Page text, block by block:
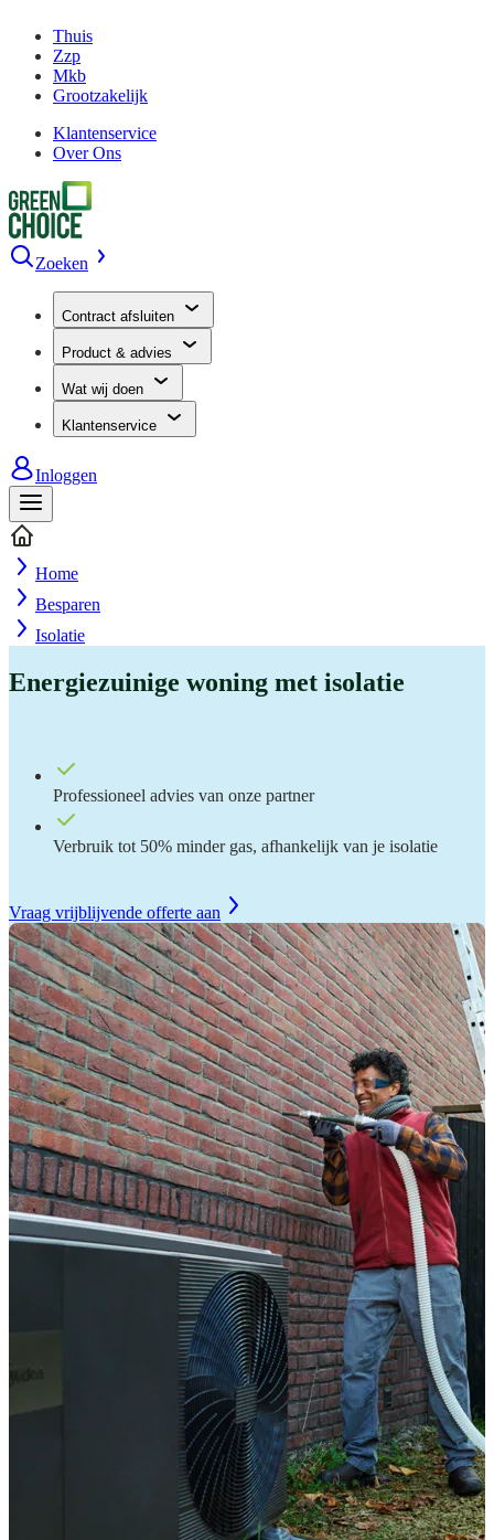
Thuis
Zzp
Mkb
Grootzakelijk
Klantenservice
Over Ons
Zoeken
Contract afsluiten
Product & advies
Wat wij doen
Klantenservice
Inloggen
Home
Besparen
Isolatie
Energiezuinige woning met isolatie
Professioneel advies van onze partner
Verbruik tot 50% minder gas, afhankelijk van je isolatie
Vraag vrijblijvende offerte aan